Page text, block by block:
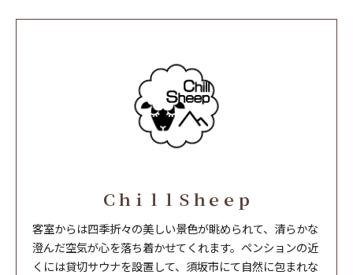
ＣｈｉｌｌＳｈｅｅｐ
客室からは四季折々の美しい景色が眺められて、清らかな
澄んだ空気が心を落ち着かせてくれます。ペンションの近
くには貸切サウナを設置して、須坂市にて自然に包まれな